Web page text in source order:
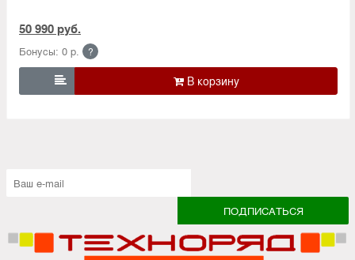
50 990 руб.
Бонусы: 0 р. ?
